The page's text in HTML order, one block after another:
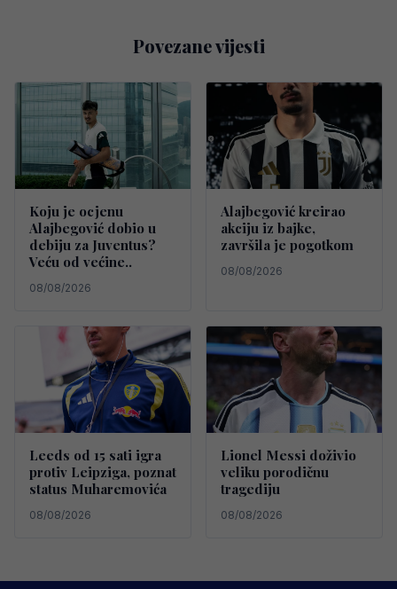
Povezane vijesti
Koju je ocjenu
Alajbegović dobio u
debiju za Juventus?
Veću od većine..
08/08/2026
Alajbegović kreirao
akciju iz bajke,
završila je pogotkom
08/08/2026
Leeds od 15 sati igra
protiv Leipziga, poznat
status Muharemovića
08/08/2026
Lionel Messi doživio
veliku porodičnu
tragediju
08/08/2026